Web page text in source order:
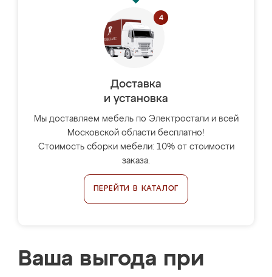
Доставка
и установка
Мы доставляем мебель по Электростали и всей
Московской области бесплатно!
Стоимость сборки мебели: 10% от стоимости
заказа.
ПЕРЕЙТИ В КАТАЛОГ
Ваша выгода при